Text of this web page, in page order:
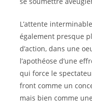
L’attente
également presque
d’action, dans une
l’apothéose d’une
qui force le
front comme un
mais bien comme